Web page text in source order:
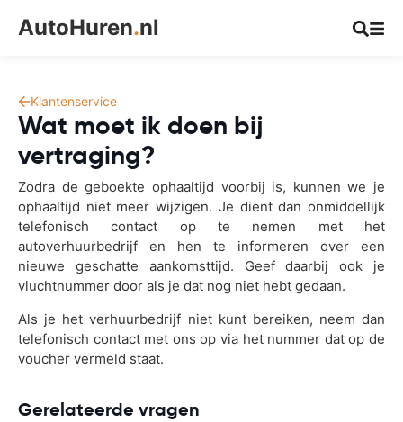
AutoHuren.nl
Klantenservice
Wat moet ik doen bij
vertraging?
Zodra de geboekte ophaaltijd voorbij is, kunnen we je
ophaaltijd niet meer wijzigen. Je dient dan onmiddellijk
telefonisch contact op te nemen met het
autoverhuurbedrijf en hen te informeren over een
nieuwe geschatte aankomsttijd. Geef daarbij ook je
vluchtnummer door als je dat nog niet hebt gedaan.
Als je het verhuurbedrijf niet kunt bereiken, neem dan
telefonisch contact met ons op via het nummer dat op de
voucher vermeld staat.
Gerelateerde vragen